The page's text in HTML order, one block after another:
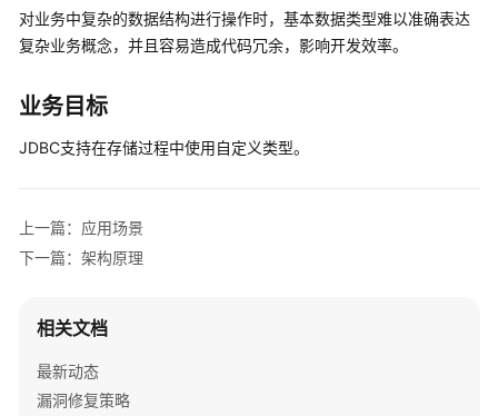
务
公
品
计
明
快
速
对业务中复杂的数据结构进行操作时，基本数据类型难以准确表达
复杂业务概念，并且容易造成代码冗余，影响开发效率。
业务目标
JDBC支持在存储过程中使用自定义类型。
上一篇：应用场景
下一篇：架构原理
相关文档
最新动态
漏洞修复策略